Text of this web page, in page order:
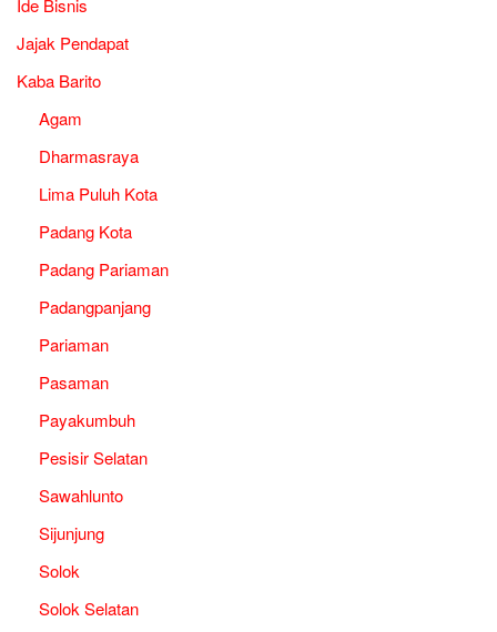
Ide Bisnis
Jajak Pendapat
Kaba Barito
Agam
Dharmasraya
Lima Puluh Kota
Padang Kota
Padang Pariaman
Padangpanjang
Pariaman
Pasaman
Payakumbuh
Pesisir Selatan
Sawahlunto
Sijunjung
Solok
Solok Selatan